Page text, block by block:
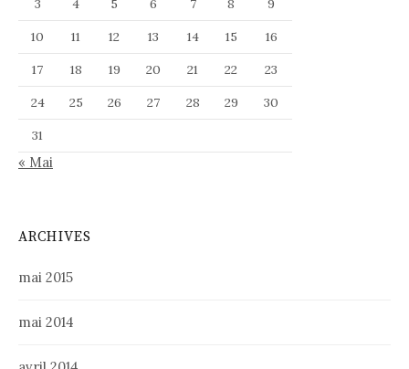
3
4 5 6 7 8
9
10
11 12 13 14 15
16
17
18 19 20 21 22
23
24
25 26 27 28 29
30
31
« Mai
ARCHIVES
mai 2015
mai 2014